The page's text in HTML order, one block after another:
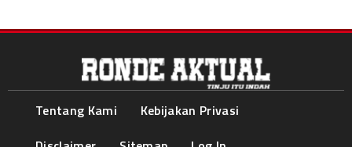
Tentang Kami
Kebijakan Privasi